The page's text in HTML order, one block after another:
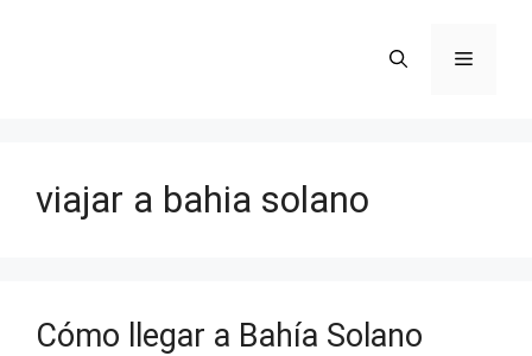
Menú
viajar a bahia solano
Cómo llegar a Bahía Solano